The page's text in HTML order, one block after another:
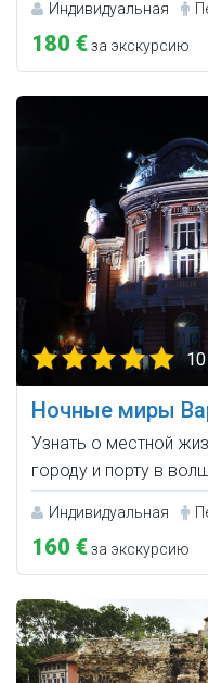
Индивидуальная
180 €за экскурсию
Ночные миры
Узнать о местной
городу и порту в
Индивидуальная
160 €за экскурсию